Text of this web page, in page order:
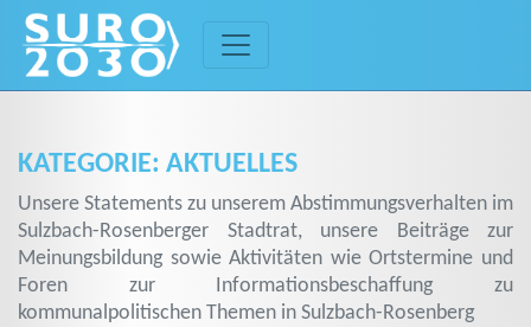
content
KATEGORIE: AKTUELLES
Unsere Statements zu unserem Abstimmungsverhalten im
Sulzbach-Rosenberger Stadtrat, unsere Beiträge zur
Meinungsbildung sowie Aktivitäten wie Ortstermine und
Foren zur Informationsbeschaffung zu
kommunalpolitischen Themen in Sulzbach-Rosenberg